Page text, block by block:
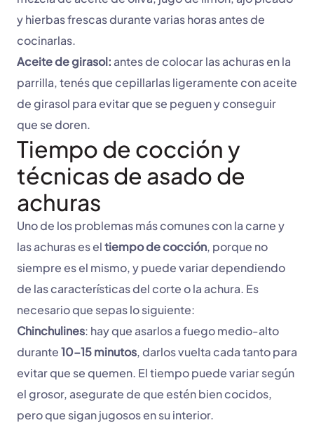
y hierbas frescas durante varias horas antes de
cocinarlas.
Aceite de girasol:antes de colocar las achuras en la
parrilla, tenés que cepillarlas ligeramente con aceite
de girasol para evitar que se peguen y conseguir
que se doren.
Tiempo de cocción y
técnicas de asado de
achuras
Uno de los problemas más comunes con la carne y
las achuras es eltiempo de cocción, porque no
siempre es el mismo, y puede variar dependiendo
de las características del corte o la achura. Es
necesario que sepas lo siguiente:
Chinchulines: hay que asarlos a fuego medio-alto
durante10-15 minutos, darlos vuelta cada tanto para
evitar que se quemen. El tiempo puede variar según
el grosor, asegurate de que estén bien cocidos,
pero que sigan jugosos en su interior.